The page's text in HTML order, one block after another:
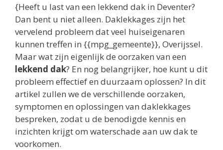
{Heeft u last van een lekkend dak in Deventer?
Dan bent u niet alleen. Daklekkages zijn het
vervelend probleem dat veel huiseigenaren
kunnen treffen in {{mpg_gemeente}}, Overijssel.
Maar wat zijn eigenlijk de oorzaken van een
lekkend dak? En nog belangrijker, hoe kunt u dit
probleem effectief en duurzaam oplossen? In dit
artikel zullen we de verschillende oorzaken,
symptomen en oplossingen van daklekkages
bespreken, zodat u de benodigde kennis en
inzichten krijgt om waterschade aan uw dak te
voorkomen.